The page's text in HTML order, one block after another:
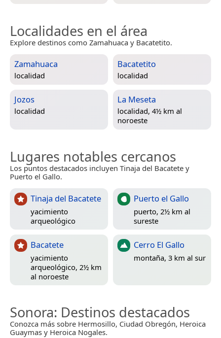
Localidades en el área
Explore destinos como Zamahuaca y Bacatetito.
Zamahuaca
localidad
Bacatetito
localidad
Jozos
localidad
La Meseta
localidad, 4½ km al
noroeste
Lugares notables cercanos
Los puntos destacados incluyen Tinaja del Bacatete y
Puerto el Gallo.
Tinaja del Bacatete
yacimiento
arqueológico
Puerto el Gallo
puerto, 2½ km al
sureste
Bacatete
yacimiento
arqueológico, 2½ km
al noroeste
Cerro El Gallo
montaña, 3 km al sur
Sonora: Destinos destacados
Conozca más sobre Hermosillo, Ciudad Obregón, Heroica
Guaymas y Heroica Nogales.